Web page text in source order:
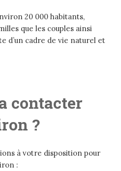
20 000 habitants,
que les couples ainsi
d’un cadre de vie naturel et
contacter
?
à votre disposition pour
: